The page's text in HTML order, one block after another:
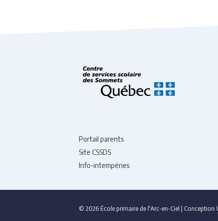
Portail parents
Site CSSDS
Info-intempéries
© 2026 École primaire de l'Arc-en-Ciel Conception